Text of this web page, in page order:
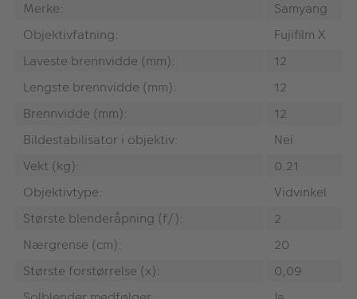
Merke:
Samyang
Objektivfatning:
Fujifilm X
Laveste brennvidde (mm):
12
Lengste brennvidde (mm):
12
Brennvidde (mm):
12
Bildestabilisator i objektiv:
Nei
Vekt (kg):
0.21
Objektivtype:
Vidvinkel
Største blenderåpning (f/):
2
Nærgrense (cm):
20
Største forstørrelse (x):
0,09